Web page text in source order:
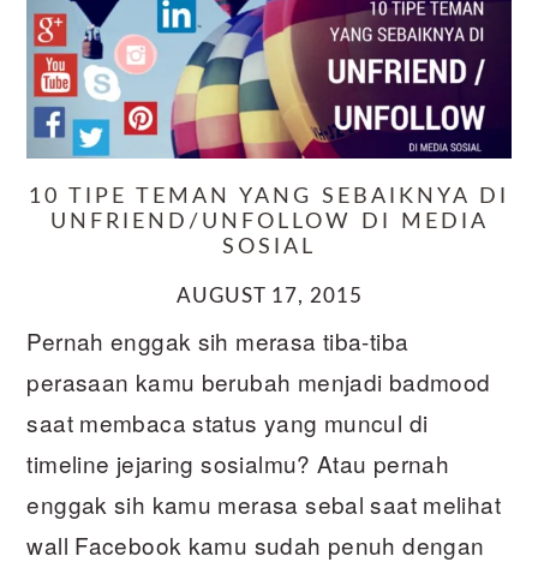
10 TIPE TEMAN YANG SEBAIKNYA DI
UNFRIEND/UNFOLLOW DI MEDIA
SOSIAL
AUGUST 17, 2015
Pernah enggak sih merasa tiba-tiba
perasaan kamu berubah menjadi badmood
saat membaca status yang muncul di
timeline jejaring sosialmu? Atau pernah
enggak sih kamu merasa sebal saat melihat
wall Facebook kamu sudah penuh dengan